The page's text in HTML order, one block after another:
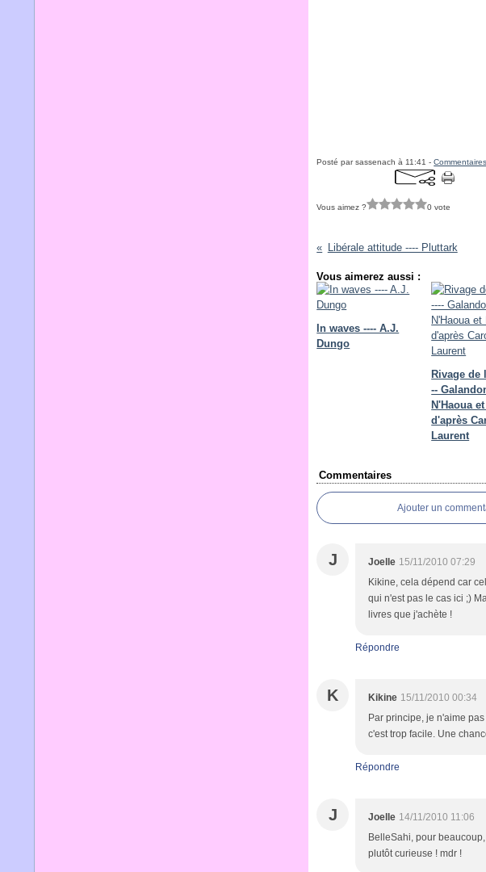
Posté par sassenach à 11:41 -
Vous aimez ? 0 vote
Libérale attitude ---- Pluttark
Vous aimerez aussi :
In waves ---- A.J.
Dungo
Rivage de
--
N'Haoua
d'après
Laurent
Commentaires
Ajouter un
J Joelle 15/11/2010 07:29
Kikine, cela dépend car
qui n'est pas le cas ici ;)
livres que j'achète !
Répondre
K Kikine 15/11/2010 00:34
Par principe, je n'aime
c'est trop facile. Une
Répondre
J Joelle 14/11/2010 11:06
BelleSahi, pour
plutôt curieuse ! mdr !